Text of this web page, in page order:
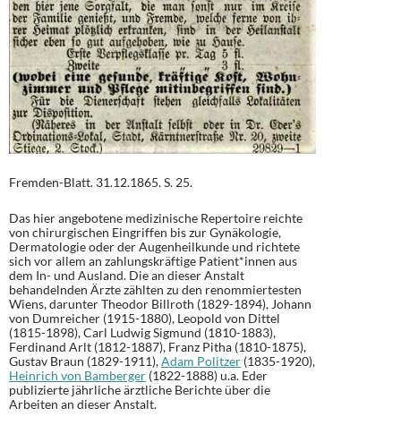
Fremden-Blatt. 31.12.1865. S. 25.
Das hier angebotene medizinische Repertoire reichte
von chirurgischen Eingriffen bis zur Gynäkologie,
Dermatologie oder der Augenheilkunde und richtete
sich vor allem an zahlungskräftige Patient*innen aus
dem In- und Ausland. Die an dieser Anstalt
behandelnden Ärzte zählten zu den renommiertesten
Wiens, darunter Theodor Billroth (1829-1894), Johann
von Dumreicher (1915-1880), Leopold von Dittel
(1815-1898), Carl Ludwig Sigmund (1810-1883),
Ferdinand Arlt (1812-1887), Franz Pitha (1810-1875),
Gustav Braun (1829-1911),Adam Politzer (1835-1920),
Heinrich von Bamberger (1822-1888) u.a. Eder
publizierte jährliche ärztliche Berichte über die
Arbeiten an dieser Anstalt.